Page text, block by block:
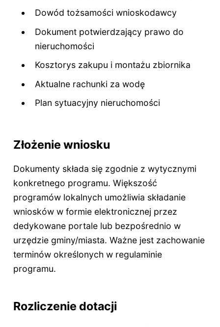
Dowód tożsamości wnioskodawcy
Dokument potwierdzający prawo do
nieruchomości
Kosztorys zakupu i montażu zbiornika
Aktualne rachunki za wodę
Plan sytuacyjny nieruchomości
Złożenie wniosku
Dokumenty składa się zgodnie z wytycznymi
konkretnego programu. Większość
programów lokalnych umożliwia składanie
wniosków w formie elektronicznej przez
dedykowane portale lub bezpośrednio w
urzędzie gminy/miasta. Ważne jest zachowanie
terminów określonych w regulaminie
programu.
Rozliczenie dotacji